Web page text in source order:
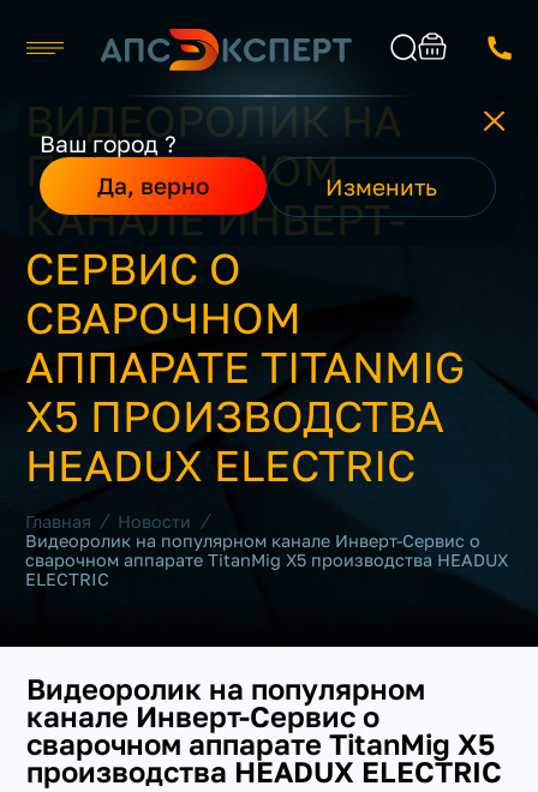
Ваш город ?
Да, верно
Изменить
Челябинск
Каталог
О компании
Производители
Реализованные проекты
Контакты
+7(351) 223-98-74
заказать звонок
ВИДЕОРОЛИК НА
ПОПУЛЯРНОМ
КАНАЛЕ ИНВЕРТ-
СЕРВИС О
СВАРОЧНОМ
АППАРАТЕ TITANMIG
X5 ПРОИЗВОДСТВА
HEADUX ELECTRIC
Главная / Новости
/
Видеоролик на популярном канале Инверт-Сервис о
сварочном аппарате TitanMig X5 производства HEADUX
ELECTRIC
Видеоролик на популярном
канале Инверт-Сервис о
сварочном аппарате TitanMig X5
производства HEADUX ELECTRIC
Найти